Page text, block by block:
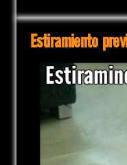
Estiramiento